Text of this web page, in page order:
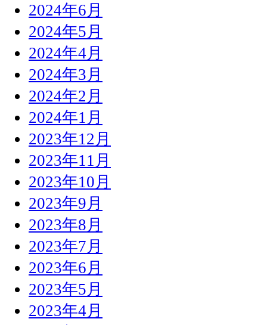
2024年6月
2024年5月
2024年4月
2024年3月
2024年2月
2024年1月
2023年12月
2023年11月
2023年10月
2023年9月
2023年8月
2023年7月
2023年6月
2023年5月
2023年4月